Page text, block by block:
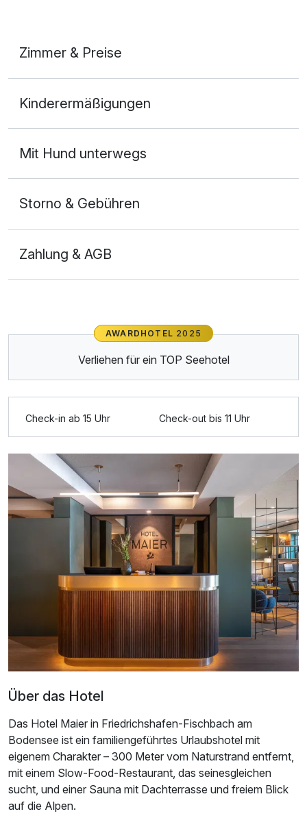
Zimmer & Preise
2 Erwachsene
Für 4 Tage 360,00 €
Doppelzimmer Deluxe
2 Erwachsene und 1 Kind
Ausstattung
Für 4 Tage p.P. ab420,00 €
Kinderermäßigungen
Mit Hund unterwegs
Storno & Gebühren
Zahlung & AGB
AWARDHOTEL 2025
Verliehen für ein TOP Seehotel
Check-in ab 15 Uhr Check-out bis 11 Uhr
Über das Hotel
Das Hotel Maier in Friedrichshafen-Fischbach am
Bodensee ist ein familiengeführtes Urlaubshotel mit
eigenem Charakter – 300 Meter vom Naturstrand entfernt,
mit einem Slow-Food-Restaurant, das seinesgleichen
sucht, und einer Sauna mit Dachterrasse und freiem Blick
auf die Alpen.